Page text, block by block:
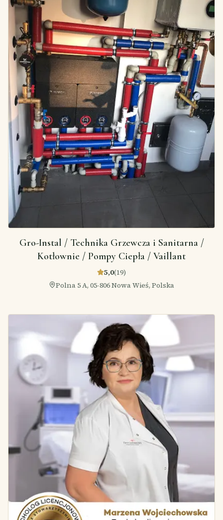
Gro-Instal / Technika Grzewcza i Sanitarna /
Kotłownie / Pompy Ciepła / Vaillant
5,0(19)
Polna 5 A, 05-806 Nowa Wieś, Polska